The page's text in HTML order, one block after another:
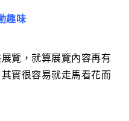
趣味
覽，就算展覽內容再有
實很容易就走馬看花而